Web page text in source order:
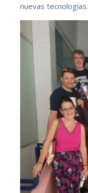
nuevas tecnologías.